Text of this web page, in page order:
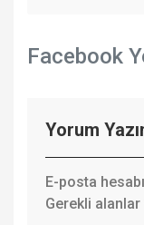
Facebook
Yorum
E-posta
Gerekli alanlar